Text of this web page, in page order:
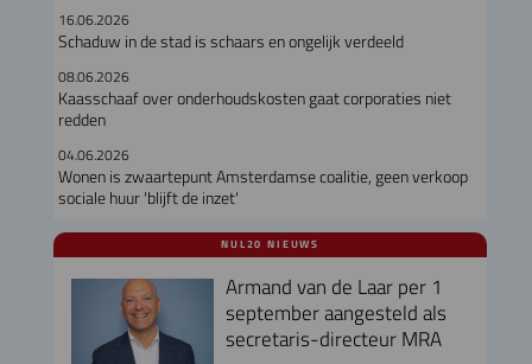
16.06.2026
Schaduw in de stad is schaars en ongelijk verdeeld
08.06.2026
Kaasschaaf over onderhoudskosten gaat corporaties niet
redden
04.06.2026
Wonen is zwaartepunt Amsterdamse coalitie, geen verkoop
sociale huur 'blijft de inzet'
NUL20 NIEUWS
Armand van de Laar per 1
september aangesteld als
secretaris-directeur MRA